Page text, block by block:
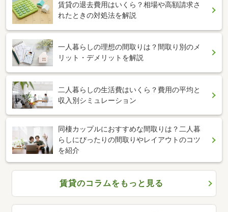
賃貸の退去費用はいくら？相場や高額請求さ
れたときの対処法を解説
一人暮らしの理想の間取りは？間取り別のメ
リット・デメリットを解説
二人暮らしの生活費はいくら？費用の平均と
収入別シミュレーション
同棲カップルにおすすめな間取りは？二人暮
らしにぴったりの間取りやレイアウトのコツ
を紹介
賃貸のコラムをもっと見る